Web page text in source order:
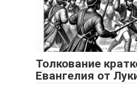
Толкование
Евангелия от